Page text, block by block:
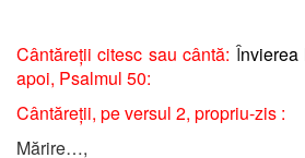
Cântăreții citesc sau cântă: Î
apoi, Psalmul 50:
Cântăreții, pe versul 2, propriu-zis :
Mărire…,